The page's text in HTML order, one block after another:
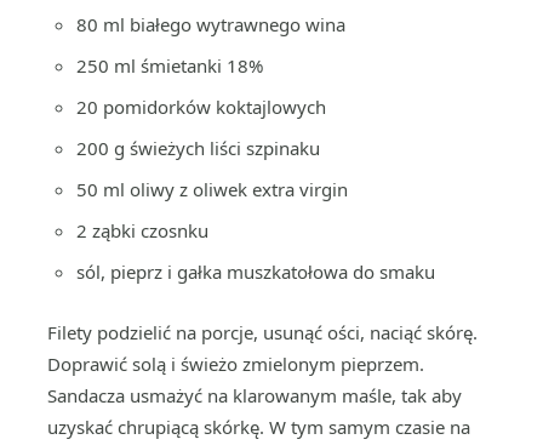
80 ml białego wytrawnego wina
250 ml śmietanki 18%
20 pomidorków koktajlowych
200 g świeżych liści szpinaku
50 ml oliwy z oliwek extra virgin
2 ząbki czosnku
sól, pieprz i gałka muszkatołowa do smaku
Filety podzielić na porcje, usunąć ości, naciąć skórę.
Doprawić solą i świeżo zmielonym pieprzem.
Sandacza usmażyć na klarowanym maśle, tak aby
uzyskać chrupiącą skórkę. W tym samym czasie na